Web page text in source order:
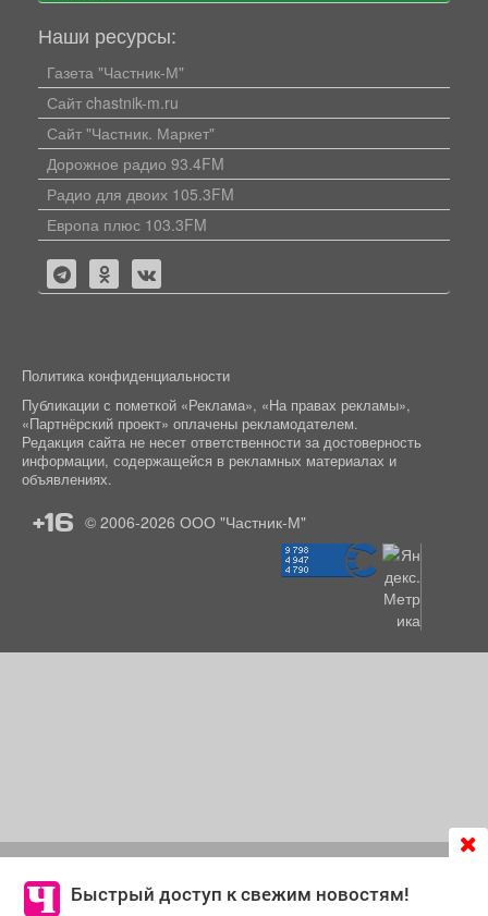
Быстрый доступ к свежим новостям!
согласие на обработку файлов cookie, которые
Наши ресурсы:
Газета "Частник-М"
Сайт chastnik-m.ru
Сайт "Частник. Маркет"
Дорожное радио 93.4FM
Радио для двоих 105.3FM
Европа плюс 103.3FM
Политика конфиденциальности
Публикации с пометкой «Реклама», «На правах рекламы»,
«Партнёрский проект» оплачены рекламодателем.
Редакция сайта не несет ответственности за достоверность
информации, содержащейся в рекламных материалах и
объявлениях.
+16 © 2006-2026 ООО "Частник-М"